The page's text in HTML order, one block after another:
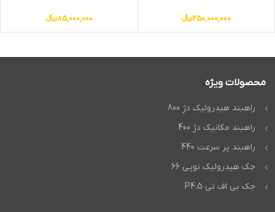
250,000,000﷼ 85,000,000﷼
محصولات ویژه
راهبند هیدرولیک دژ 800
راهبند مکانیک دژ 400
راهبند پر سرعت 440
جک هیدرولیک نوپی 66
جک بی اف تی P4.5